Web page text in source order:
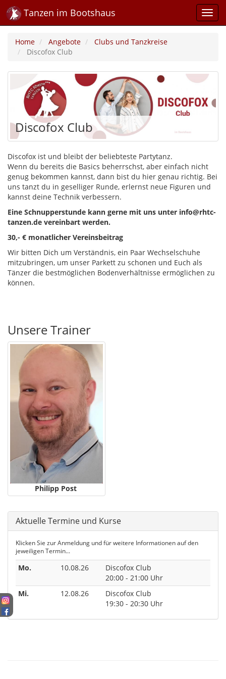
Tanzen im Bootshaus
Home Angebote
Clubs und Tanzkreise
Discofox Club
Discofox Club
Discofox ist und bleibt der beliebteste Partytanz.
Wenn du bereits die Basics beherrschst, aber einfach nicht
genug bekommen kannst, dann bist du hier genau richtig. Bei
uns tanzt du in geselliger Runde, erlernst neue Figuren und
kannst deine Technik verbessern.
Eine Schnupperstunde kann gerne mit uns unter info@rhtc-
tanzen.de vereinbart werden.
30,- € monatlicher Vereinsbeitrag
Wir bitten Dich um Verständnis, ein Paar Wechselschuhe
mitzubringen, um unser Parkett zu schonen und Euch als
Tänzer die bestmöglichen Bodenverhältnisse ermöglichen zu
können.
Unsere Trainer
Philipp Post
Aktuelle Termine und Kurse
Klicken Sie zur Anmeldung und für weitere Informationen auf den
jeweiligen Termin...
Mo. 10.08.26
Discofox Club
20:00 - 21:00 Uhr
Mi.
12.08.26
Discofox Club
19:30 - 20:30 Uhr